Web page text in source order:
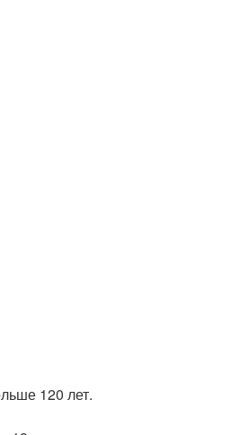
120 лет.